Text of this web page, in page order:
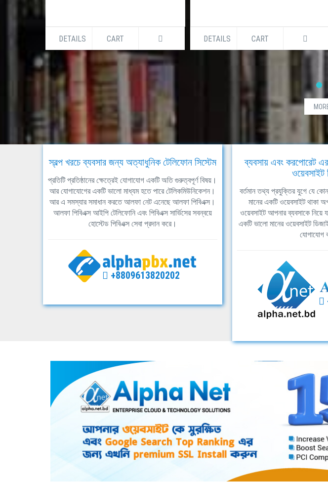
DETAILS CART DETAILS CART
স্বল্প খরচে ব্যবসার জন্য অত্যাধুনিক টেলিফোন সিস্টেম
প্রতিটি প্রতিষ্ঠানের ক্ষেত্রেই যোগাযোগ একটি অতি গুরুত্বপূর্ণ বিষয়।
আর যোগাযোগের একটি ভালো মাধ্যম হতে পারে টেলিকমিউনিকেশন।
আর এ সমস্যার সমাধান করতে আলফা নেট এনেছে আলফা পিবিএক্স।
আলফা পিবিএক্স আইপি টেলিফোনি এবং পিবিএক্স সার্ভিসের সবন্বয়ে
হোস্টেড পিবিএক্স সেবা প্রদান করে।
+8809613820202
ব্যবসায় এবং করপোরেট
ওয়েবসাইট
বর্তমান তথ্য প্রযুক্তির যুগে যে
মানের একটি ওয়েবসাইট থাকা
ওয়েবসাইট আপনার ব্যবসাকে
একটি ভালো মানের ওয়েবসাইট
যোগাযোগ